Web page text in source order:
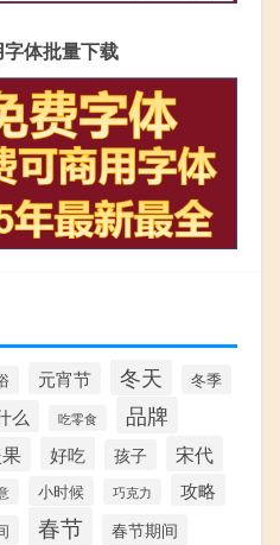
体批量下载
元宵节 冬天 冬季
么 吃零食 品牌
好吃 孩子 宋代
小时候 巧克力 攻略
春节 春节期间